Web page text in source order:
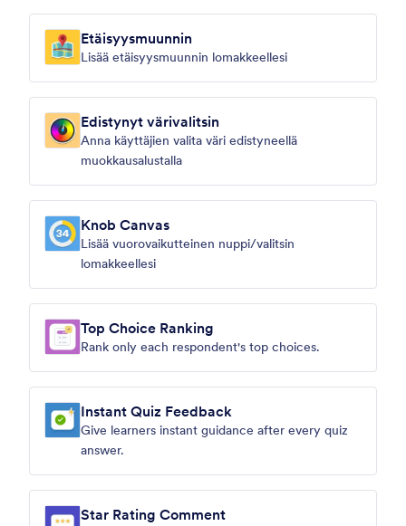
Etäisyysmuunnin
Lisää etäisyysmuunnin lomakkeellesi
Edistynyt värivalitsin
Anna käyttäjien valita väri edistyneellä
muokkausalustalla
Knob Canvas
Lisää vuorovaikutteinen nuppi/valitsin
lomakkeellesi
Top Choice Ranking
Rank only each respondent's top choices.
Instant Quiz Feedback
Give learners instant guidance after every quiz
answer.
Star Rating Comment